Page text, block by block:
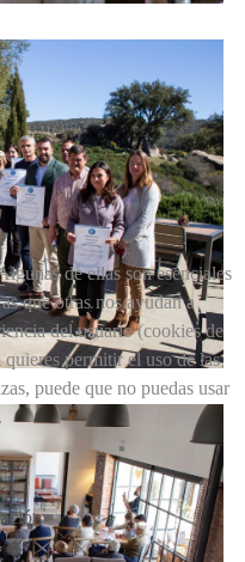
de ellas son esenciales
que otras nos ayudan a
del usuario (cookies de
permitir el uso de las
puede que no puedas usar